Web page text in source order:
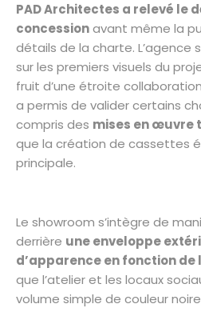
PAD Architectes a relevé le
concessionavant même la
détails de la charte. L’agence
sur les premiers visuels du
fruit d’une étroite
a permis de valider certains
compris des mises en œuvre
que la création de cassettes
principale.
Le showroom s’intègre de
derrière une enveloppe
d’apparence en fonction de
que l’atelier et les locaux
volume simple de couleur